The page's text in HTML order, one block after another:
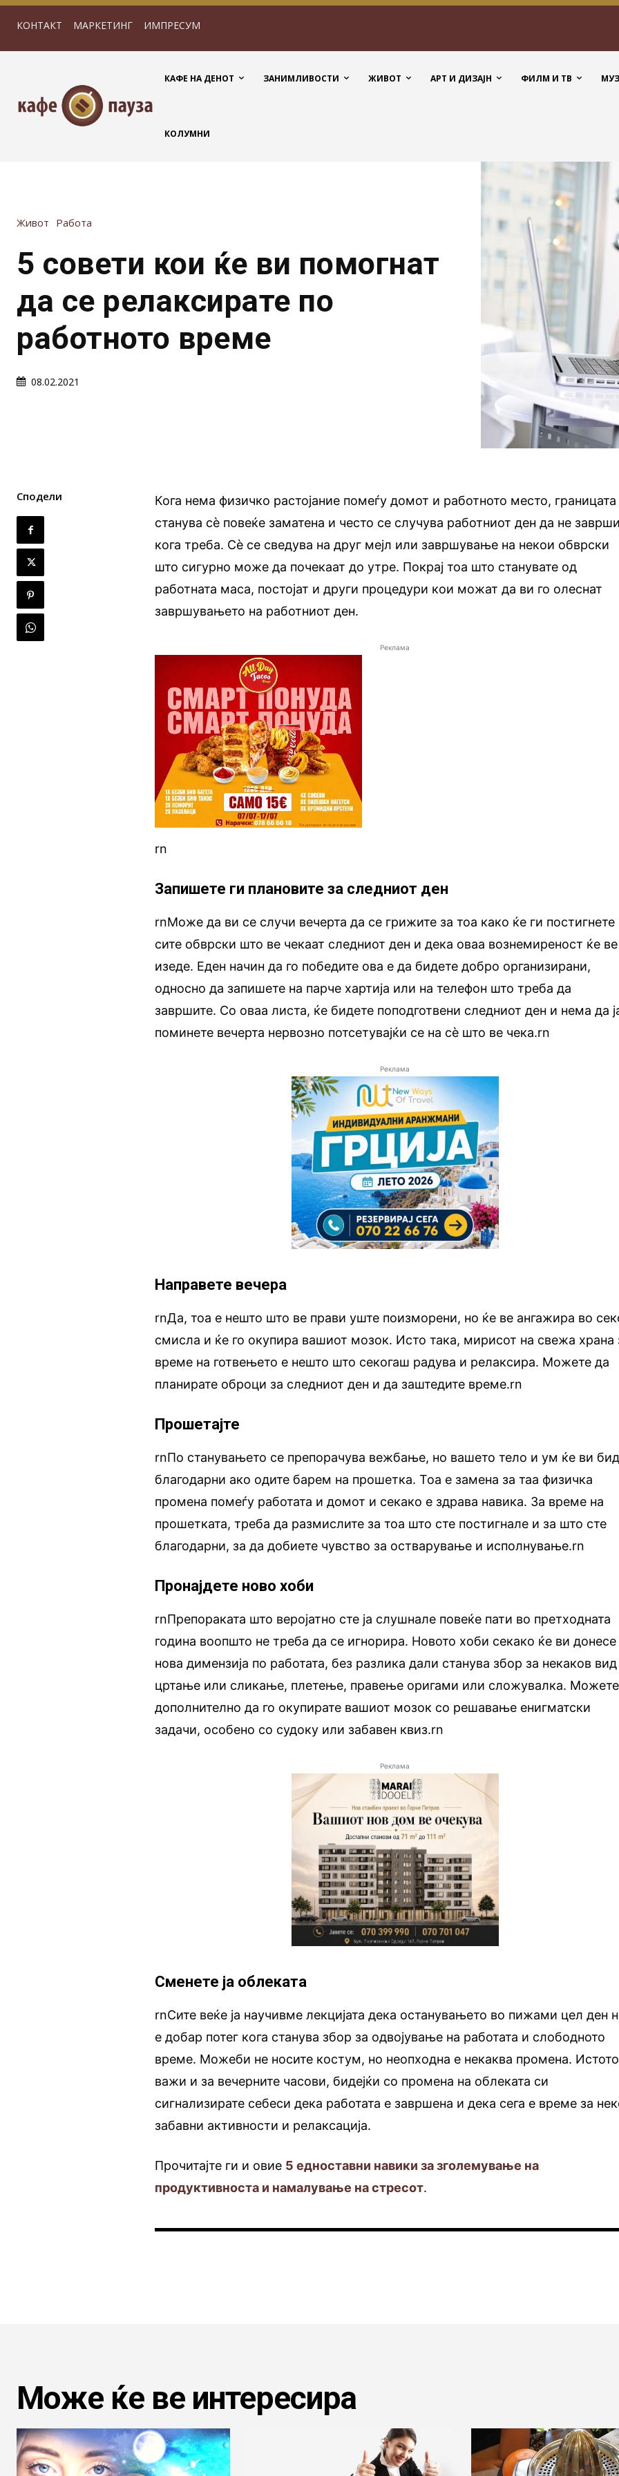
КОНТАКТ МАРКЕТИНГ ИМПРЕСУМ
КАФЕ НА ДЕНОТ ЗАНИМЛИВОСТИ ЖИВОТ АРТ И ДИЗАЈН ФИЛМ И ТВ
КОЛУМНИ
Живот Работа
5 совети кои ќе ви помогнат
да се релаксирате по
работното време
08.02.2021
Сподели
Кога нема физичко растојание помеѓу домот и работното место, границата
станува сè повеќе заматена и често се случува работниот ден да не заврши
кога треба. Сè се сведува на друг мејл или завршување на некои обврски
што сигурно може да почекаат до утре. Покрај тоа што станувате од
работната маса, постојат и други процедури кои можат да ви го олеснат
завршувањето на работниот ден.
Реклама
rn
Запишете ги плановите за следниот ден
rnМоже да ви се случи вечерта да се грижите за тоа како ќе ги постигнете
сите обврски што ве чекаат следниот ден и дека оваа вознемиреност ќе ве
изеде. Еден начин да го победите ова е да бидете добро организирани,
односно да запишете на парче хартија или на телефон што треба да
завршите. Со оваа листа, ќе бидете поподготвени следниот ден и нема да
поминете вечерта нервозно потсетувајќи се на сè што ве чека.rn
Реклама
Направете вечера
rnДа, тоа е нешто што ве прави уште поизморени, но ќе ве ангажира во
смисла и ќе го окупира вашиот мозок. Исто така, мирисот на свежа храна
време на готвењето е нешто што секогаш радува и релаксира. Можете да
планирате оброци за следниот ден и да заштедите време.rn
Прошетајте
rnПо станувањето се препорачува вежбање, но вашето тело и ум ќе ви
благодарни ако одите барем на прошетка. Тоа е замена за таа физичка
промена помеѓу работата и домот и секако е здрава навика. За време на
прошетката, треба да размислите за тоа што сте постигнале и за што сте
благодарни, за да добиете чувство за остварување и исполнување.rn
Пронајдете ново хоби
rnПрепораката што веројатно сте ја слушнале повеќе пати во претходната
година воопшто не треба да се игнорира. Новото хоби секако ќе ви донесе
нова димензија по работата, без разлика дали станува збор за некаков вид
цртање или сликање, плетење, правење оригами или сложувалка. Можете
дополнително да го окупирате вашиот мозок со решавање енигматски
задачи, особено со судоку или забавен квиз.rn
Реклама
Сменете ја облеката
rnСите веќе ја научивме лекцијата дека останувањето во пижами цел ден
е добар потег кога станува збор за одвојување на работата и слободното
време. Можеби не носите костум, но неопходна е некаква промена. Истото
важи и за вечерните часови, бидејќи со промена на облеката си
сигнализирате себеси дека работата е завршена и дека сега е време за
забавни активности и релаксација.
Прочитајте ги и овие 5 едноставни навики за зголемување на
продуктивноста и намалување на стресот.
Може ќе ве интересира